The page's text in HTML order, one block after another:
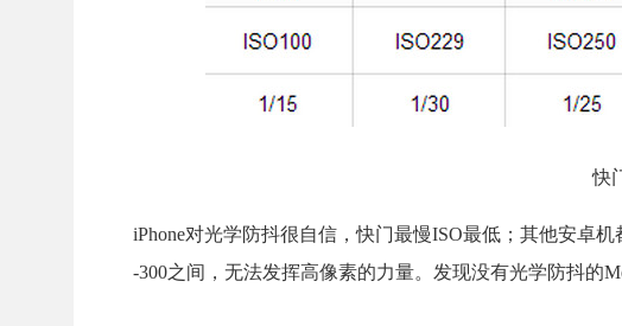
快
iPhone对光学防抖很自信，快门最慢ISO最低；其他安卓
-300之间，无法发挥高像素的力量。发现没有光学防抖的